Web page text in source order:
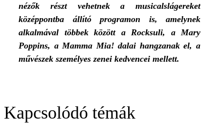
nézők részt vehetnek a musicalslágereket
középpontba állító programon is, amelynek
alkalmával többek között a Rocksuli, a Mary
Poppins, a Mamma Mia! dalai hangzanak el, a
művészek személyes zenei kedvencei mellett.
Kapcsolódó témák